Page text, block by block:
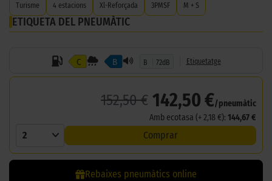
Turisme 4 estacions Xl-Reforçada 3PMSF M + S
ETIQUETA DEL PNEUMÀTIC
C B B 72dB Etiquetatge
152,50 € 142,50 €/pneumàtic
Amb ecotasa (+ 2,18 €): 144,67 €
2 Comprar
Rebaixes pneumàtics online